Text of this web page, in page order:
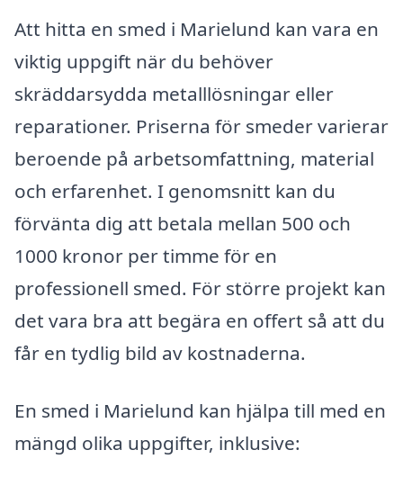
Att hitta en smed i Marielund kan vara en
viktig uppgift när du behöver
skräddarsydda metalllösningar eller
reparationer. Priserna för smeder varierar
beroende på arbetsomfattning, material
och erfarenhet. I genomsnitt kan du
förvänta dig att betala mellan 500 och
1000 kronor per timme för en
professionell smed. För större projekt kan
det vara bra att begära en offert så att du
får en tydlig bild av kostnaderna.
En smed i Marielund kan hjälpa till med en
mängd olika uppgifter, inklusive: